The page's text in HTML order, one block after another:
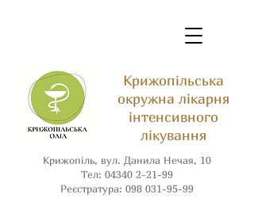
Крижопільська
окружна лікарня
інтенсивного
лікування
Крижопіль, вул. Данила Нечая, 10
Тел: 04340 2-21-99
Реєстратура: 098 031-95-99